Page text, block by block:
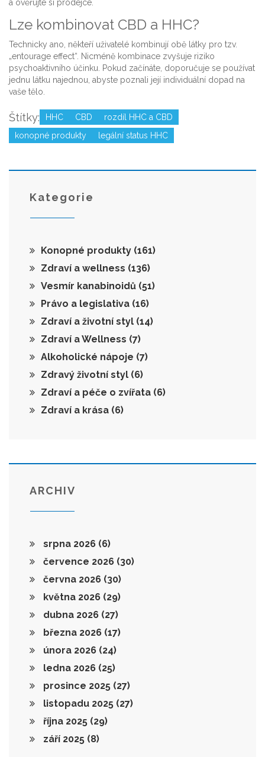
a ověřujte si prodejce.
Lze kombinovat CBD a HHC?
Technicky ano, někteří uživatelé kombinují obě látky pro tzv.
„entourage effect“. Nicméně kombinace zvyšuje riziko
psychoaktivního účinku. Pokud začínáte, doporučuje se používat
jednu látku najednou, abyste poznali její individuální dopad na
vaše tělo.
Štítky: HHC CBD
rozdíl HHC a CBD
konopné produkty
legální status HHC
Kategorie
Konopné produkty (161)
Zdraví a wellness (136)
Vesmír kanabinoidů (51)
Právo a legislativa (16)
Zdraví a životní styl (14)
Zdraví a Wellness (7)
Alkoholické nápoje (7)
Zdravý životní styl (6)
Zdraví a péče o zvířata (6)
Zdraví a krása (6)
ARCHIV
srpna 2026 (6)
července 2026 (30)
června 2026 (30)
května 2026 (29)
dubna 2026 (27)
března 2026 (17)
února 2026 (24)
ledna 2026 (25)
prosince 2025 (27)
listopadu 2025 (27)
října 2025 (29)
září 2025 (8)